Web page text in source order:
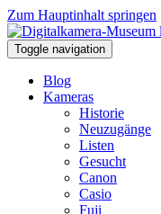
Zum Hauptinhalt springen
Toggle navigation
Blog
Kameras
Historie
Neuzugänge
Listen
Gesucht
Canon
Casio
Fuji